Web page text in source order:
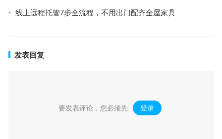
线上远程托管7步全流程，不用出门配齐全屋家具
发表回复
要发表评论，您必须先 登录 。